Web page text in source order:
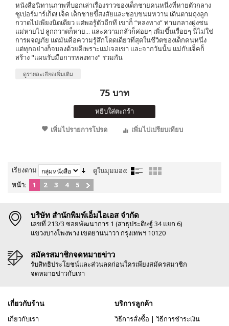
หนังสือนิทานภาพที่บอกเล่าเรื่องราวของเด็กชายคนหนึ่งที่หายตัวกลาง
ซูเปอร์มาร์เก็ต! เจ็ค เด็กชายขี้สงสัยและชอบขนมหวาน เดินตามถุงลูก
กวาดไปเพียงนิดเดียว แต่พอรู้ตัวอีกที เขาก็ “หลงทาง” ท่ามกลางฝูงชน
แม่หายไป ลูกกวาดก็หาย... และความกลัวก็ค่อยๆ เพิ่มขึ้นเรื่อยๆ นี่ไม่ใช่
การผจญภัย แต่มันคือความรู้สึกโดดเดี่ยวที่สุดในชีวิตของเด็กคนหนึ่ง
แต่ทุกอย่างก็จบลงด้วยดีเพราะแม่เจอเขา และจากวันนั้น แม่กับเจ็คก็
สร้าง "แผนรับมือการหลงทาง" ร่วมกัน
ดูรายละเอียดเพิ่มเติม
75 บาท
หยิบใส่ตะกร้า
เพิ่มไปรายการโปรด
เพิ่มไปเปรียบเทียบ
เรียงตาม
ดูในมุมมอง:
หน้า:
1 2 3 4 5
บริษัท สำนักพิมพ์เอ็มไอเอส จำกัด
เลขที่ 213/3 ซอยพัฒนาการ 1 (สาธุประดิษฐ์ 34 แยก 6)
แขวงบางโพงพาง เขตยานนาวา กรุงเทพฯ 10120
สมัครสมาชิกจดหมายข่าว
รับสิทธิประโยชน์และส่วนลดก่อนใครเพียงสมัครสมาชิก
จดหมายข่าวกับเรา
เกี่ยวกับร้าน
เกี่ยวกับเรา
บริการลูกค้า
วิธีการสั่งซื้อ | วิธีการชำระเงิน